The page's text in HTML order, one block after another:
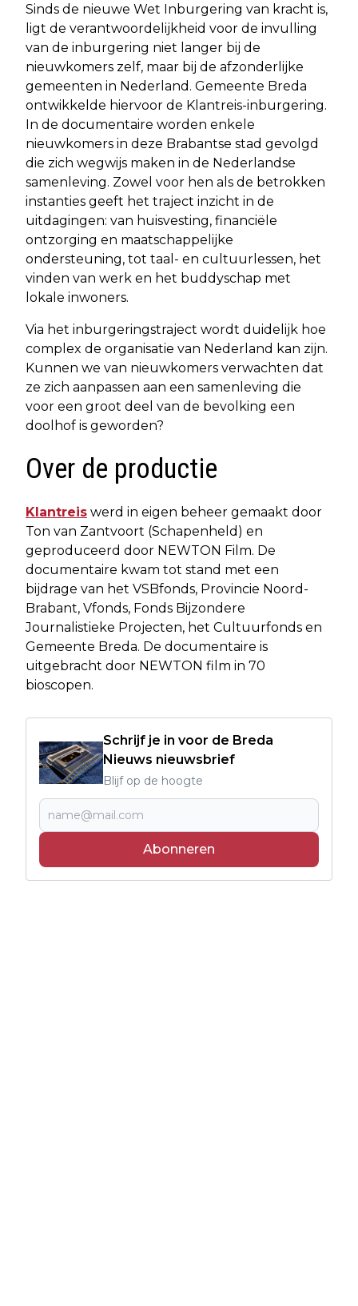
Sinds de nieuwe Wet Inburgering van kracht is,
ligt de verantwoordelijkheid voor de invulling
van de inburgering niet langer bij de
nieuwkomers zelf, maar bij de afzonderlijke
gemeenten in Nederland. Gemeente Breda
ontwikkelde hiervoor de Klantreis-inburgering.
In de documentaire worden enkele
nieuwkomers in deze Brabantse stad gevolgd
die zich wegwijs maken in de Nederlandse
samenleving. Zowel voor hen als de betrokken
instanties geeft het traject inzicht in de
uitdagingen: van huisvesting, financiële
ontzorging en maatschappelijke
ondersteuning, tot taal- en cultuurlessen, het
vinden van werk en het buddyschap met
lokale inwoners.
Via het inburgeringstraject wordt duidelijk hoe
complex de organisatie van Nederland kan zijn.
Kunnen we van nieuwkomers verwachten dat
ze zich aanpassen aan een samenleving die
voor een groot deel van de bevolking een
doolhof is geworden?
Over de productie
Klantreis werd in eigen beheer gemaakt door
Ton van Zantvoort (Schapenheld) en
geproduceerd door NEWTON Film. De
documentaire kwam tot stand met een
bijdrage van het VSBfonds, Provincie Noord-
Brabant, Vfonds, Fonds Bijzondere
Journalistieke Projecten, het Cultuurfonds en
Gemeente Breda. De documentaire is
uitgebracht door NEWTON film in 70
bioscopen.
Schrijf je in voor de Breda
Nieuws nieuwsbrief
Blijf op de hoogte
Abonneren